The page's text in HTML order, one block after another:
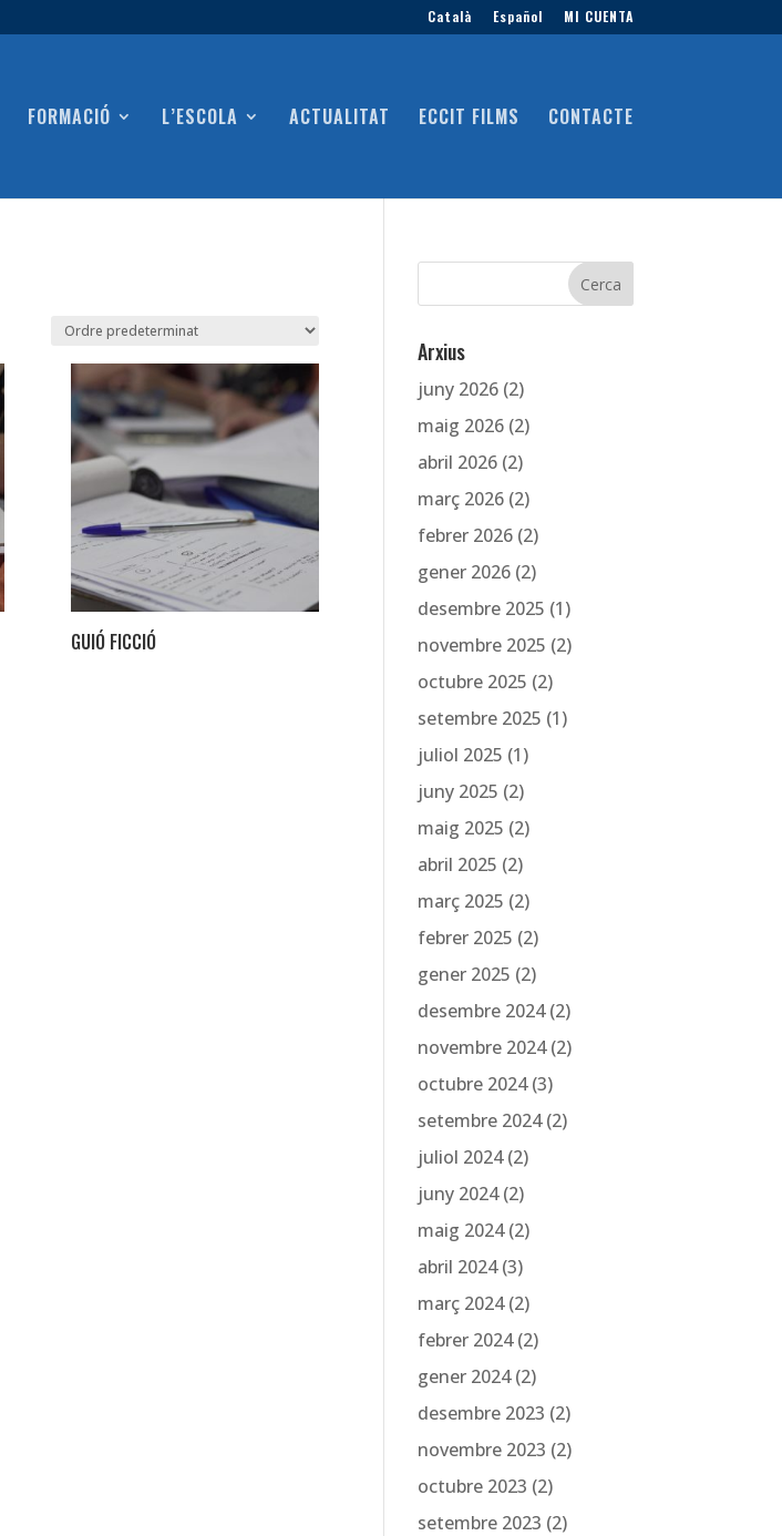
Català Español MI CUENTA
FORMACIÓ L’ESCOLA ACTUALITAT ECCIT FILMS CONTACTE
GUIÓ FICCIÓ
Arxius
juny 2026 (2)
maig 2026 (2)
abril 2026 (2)
març 2026 (2)
febrer 2026 (2)
gener 2026 (2)
desembre 2025 (1)
novembre 2025 (2)
octubre 2025 (2)
setembre 2025 (1)
juliol 2025 (1)
juny 2025 (2)
maig 2025 (2)
abril 2025 (2)
març 2025 (2)
febrer 2025 (2)
gener 2025 (2)
desembre 2024(2)
novembre 2024(2)
octubre 2024(3)
setembre 2024(2)
juliol 2024(2)
juny 2024(2)
maig 2024(2)
abril 2024(3)
març 2024(2)
febrer 2024(2)
gener 2024(2)
desembre 2023 (2)
novembre 2023 (2)
octubre 2023 (2)
setembre 2023 (2)